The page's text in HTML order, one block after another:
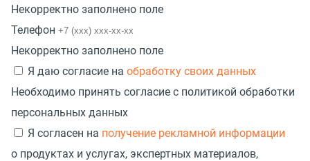
Некорректно заполнено поле
Телефон
Некорректно заполнено поле
Я даю согласие на обработку своих данных
Необходимо принять согласие с политикой обработки
персональных данных
Я согласен на получение рекламной информации
о продуктах и услугах, экспертных материалов,